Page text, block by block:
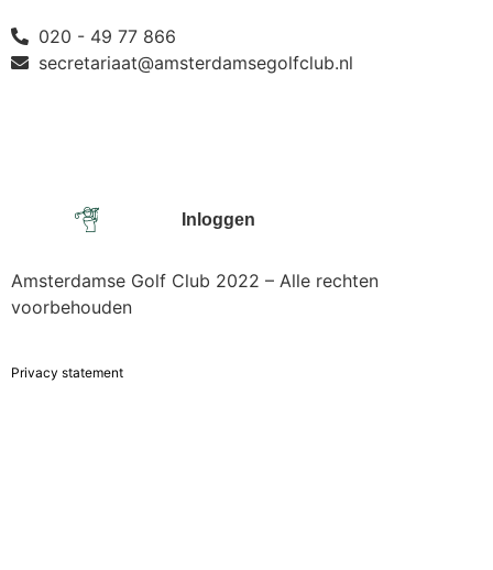
020 - 49 77 866
secretariaat@amsterdamsegolfclub.nl
Inloggen
Amsterdamse Golf Club 2022 – Alle rechten
voorbehouden
Privacy statement